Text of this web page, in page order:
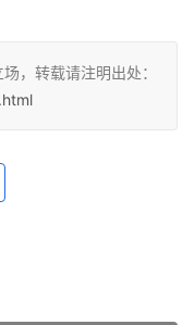
，转载请注明出处：